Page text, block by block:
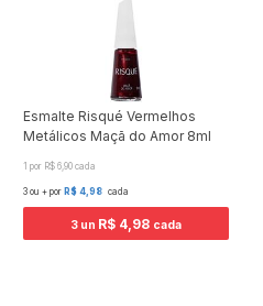
Esmalte Risqué Vermelhos
Metálicos Maçã do Amor 8ml
1 por R$ 6,90 cada
3 ou + por R$ 4,98 cada
3 un R$ 4,98 cada